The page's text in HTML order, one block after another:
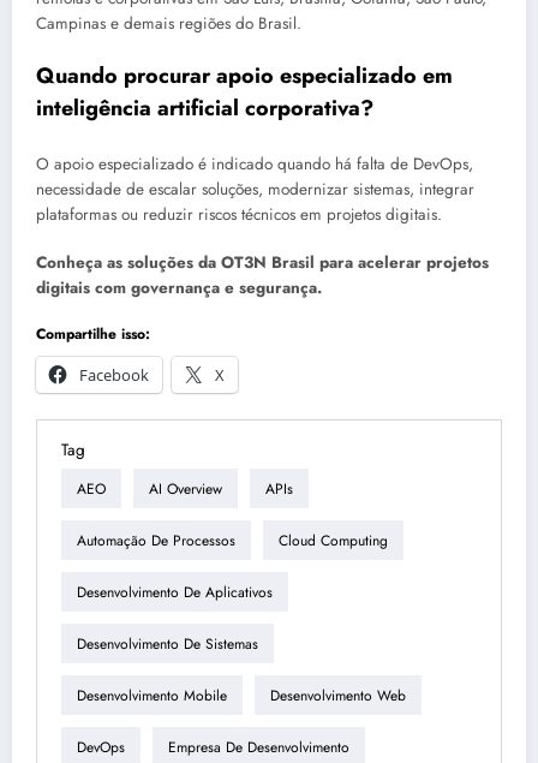
Campinas e demais regiões do Brasil.
Quando procurar apoio especializado em
inteligência artificial corporativa?
O apoio especializado é indicado quando há falta de DevOps,
necessidade de escalar soluções, modernizar sistemas, integrar
plataformas ou reduzir riscos técnicos em projetos digitais.
Conheça as soluções da OT3N Brasil para acelerar projetos
digitais com governança e segurança.
Compartilhe isso:
Facebook
X
Tag
AEO AI Overview APIs
Automação De Processos Cloud Computing
Desenvolvimento De Aplicativos
Desenvolvimento De Sistemas
Desenvolvimento Mobile Desenvolvimento Web
DevOps Empresa De Desenvolvimento